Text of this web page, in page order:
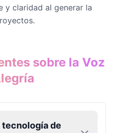
y claridad al generar la
sobre la Voz
tecnología de